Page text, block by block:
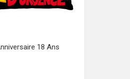
18 Ans